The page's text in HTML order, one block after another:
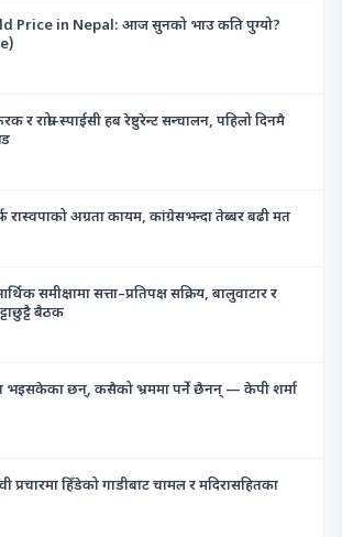
Price in Nepal: आज सुनको भाउ कति पुग्यो?
र राम्रो–स्पाईसी हब रेष्टुरेन्ट सन्चालन, पहिलो दिनमै
रास्वपाको अग्रता कायम, कांग्रेसभन्दा तेब्बर बढी मत
समीक्षामा सत्ता–प्रतिपक्ष सक्रिय, बालुवाटार र
बैठक
भइसकेका छन्, कसैको भ्रममा पर्ने छैनन् — केपी शर्मा
प्रचारमा हिँडेको गाडीबाट चामल र मदिरासहितका